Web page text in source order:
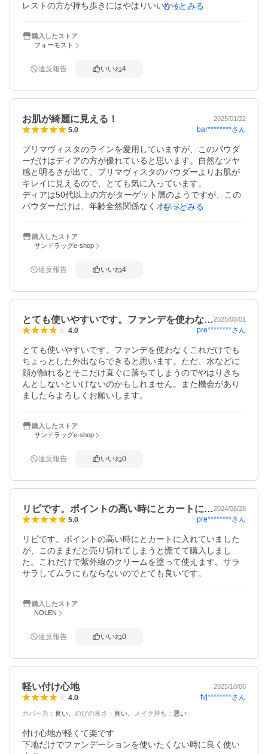
レストの方が持ち歩きにはやはりいいかも。つけた感じは
もっとみる
購入したストア
フォーモスト
違反報告 いいね4
お肌が綺麗に見える！ 2025/01/22
5.0 bar********さん
プリマヴィスタのラインを愛用していますが、このパウダ
ーだけはディアの方が優れていると思います。自然なツヤ
感と明るさが出て、プリマヴィスタのパウダーよりお肌が
キレイに見えるので、とても気に入っています。
ディアは50代以上の方がターゲット層のようですが、この
パウダーだけは、年齢全然関係なくオススメできると思い
もっとみる
購入したストア
サンドラッグe-shop
違反報告 いいね4
とても使いやすいです。ファンデを使わな…2025/08/01
4.0 pre********さん
とても使いやすいです。ファンデを使わなくこれだけでも
ちょっとした外出ならできると思います。ただ、水などに
顔が触れるとそこだけ直ぐに落ちてしまうのでやはりきち
んとしないといけないのかもしれません。また機会があり
ましたらよろしくお願いします。
購入したストア
サンドラッグe-shop
違反報告 いいね0
リピです。ポイントの高い時にとカートに…2024/08/28
5.0 pre********さん
リピです。ポイントの高い時にとカートに入れていました
が、このままだと売り切れてしまうと慌てて購入しまし
た。これだけで紫外線のクリームを塗って使えます。サラ
サラしてムラにもならないのでとても良いです。
購入したストア
NOLEN
違反報告 いいね0
軽い付け心地 2025/10/06
4.0 fvj********さん
カバー力 ： 良い のびの良さ ： 良い メイク持ち ： 悪い
付け心地が軽くて楽です
下地だけでファンデーションを使いたくない時に良く使い